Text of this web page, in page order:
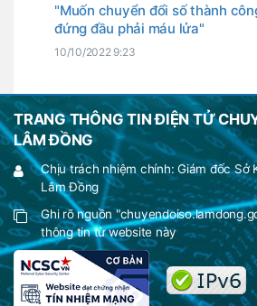
"Muốn chuyển đổi số thành
đứng đầu phải máu lửa"
10/10/2022 9:23
TRANG THÔNG TIN ĐIỆN TỬ
LÂM ĐỒNG
Chịu trách nhiệm chính: Giám đốc Sở
Lâm Đồng
Ghi rõ nguồn
thông tin từ website này